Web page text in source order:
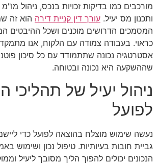
מורכבים כמו בדיקות זכויות בנכס, ניהול
ותכנון מס יעיל. עורך דין קניית דירה הוא זה
המסמכים הדרושים מוכנים ושכל ההיבטים
כראוי. בעבודה צמודה עם הלקוח, אנו
אסטרטגיה נכונה שתתמודד עם כל סיכון
שההשקעה היא נכונה ובטוחה.
ניהול יעיל של תהליכי
לפועל
נעשה שימוש מוצלח בהוצאה לפועל כדי
גביית חובות בעיותיות. טיפול נכון ושימוש
הנכונים יכולים להפוך הליך מסובך ליעיל